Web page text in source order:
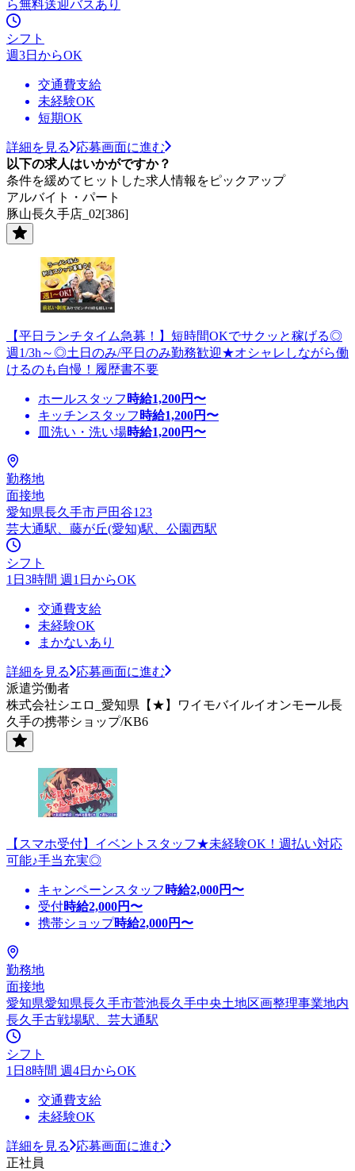
ら無料送迎バスあり
シフト
週3日からOK
交通費支給
未経験OK
短期OK
詳細を見る
応募画面に進む
以下の求人はいかがですか？
条件を緩めてヒットした求人情報をピックアップ
アルバイト・パート
豚山長久手店_02[386]
【平日ランチタイム急募！】短時間OKでサクッと稼げる◎
週1/3h～◎土日のみ/平日のみ勤務歓迎★オシャレしながら働
けるのも自慢！履歴書不要
ホールスタッフ 時給1,200円〜
キッチンスタッフ 時給1,200円〜
皿洗い・洗い場時給1,200円〜
勤務地
面接地
愛知県長久手市戸田谷123
芸大通駅、藤が丘(愛知)駅、公園西駅
シフト
1日3時間 週1日からOK
交通費支給
未経験OK
まかないあり
詳細を見る
応募画面に進む
派遣労働者
株式会社シエロ_愛知県【★】ワイモバイルイオンモール長
久手の携帯ショップ/KB6
【スマホ受付】イベントスタッフ★未経験OK！週払い対応
可能♪手当充実◎
キャンペーンスタッフ 時給2,000円〜
受付時給2,000円〜
携帯ショップ時給2,000円〜
勤務地
面接地
愛知県愛知県長久手市菅池長久手中央土地区画整理事業地内
長久手古戦場駅、芸大通駅
シフト
1日8時間 週4日からOK
交通費支給
未経験OK
詳細を見る
応募画面に進む
正社員